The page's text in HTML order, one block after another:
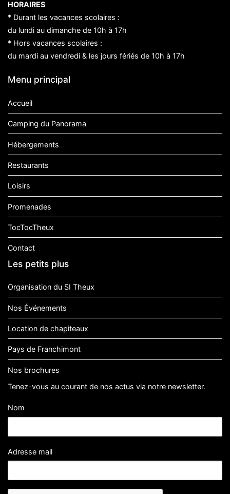
HORAIRES
* Durant les vacances scolaires :
du lundi au dimanche de 10h à 17h
* Hors vacances scolaires :
du mardi au vendredi & les jours fériés de 10h à 17h
Menu principal
Accueil
Camping du Panorama
Hébergements
Restaurants
Loisirs
Promenades
TocTocTheux
Contact
Les petits plus
Organisation du SI Theux
Nos Événements
Location de chapiteaux
Pays de Franchimont
Nos brochures
Tenez-vous au courant de nos actus via notre newsletter.
Nom
Adresse mail